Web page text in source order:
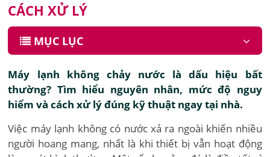
CÁCH XỬ LÝ
MỤC LỤC
Máy lạnh không chảy nước là dấu hiệu bất
thường? Tìm hiểu nguyên nhân, mức độ nguy
hiểm và cách xử lý đúng kỹ thuật ngay tại nhà.
Việc máy lạnh không có nước xả ra ngoài khiến nhiều
người hoang mang, nhất là khi thiết bị vẫn hoạt động